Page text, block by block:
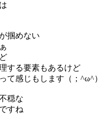
掴めない
する要素もあるけど
て感じもします（；^ω^）
穏な
すね